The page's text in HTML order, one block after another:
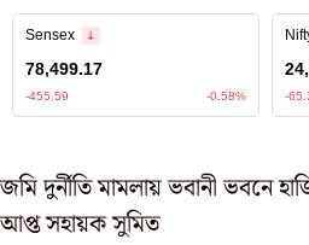
জমি দুর্নীতি মামলায় ভবানী ভবনে
আপ্ত সহায়ক সুমিত